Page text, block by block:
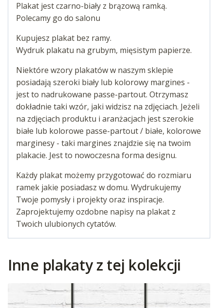
Plakat jest czarno-biały z brązową ramką.
Polecamy go do salonu
Kupujesz plakat bez ramy.
Wydruk plakatu na grubym, mięsistym papierze.
Niektóre wzory plakatów w naszym sklepie
posiadają szeroki biały lub kolorowy margines -
jest to nadrukowane passe-partout. Otrzymasz
dokładnie taki wzór, jaki widzisz na zdjęciach. Jeżeli
na zdjęciach produktu i aranżacjach jest szerokie
białe lub kolorowe passe-partout / białe, kolorowe
marginesy - taki margines znajdzie się na twoim
plakacie. Jest to nowoczesna forma designu.
Każdy plakat możemy przygotować do rozmiaru
ramek jakie posiadasz w domu. Wydrukujemy
Twoje pomysły i projekty oraz inspiracje.
Zaprojektujemy ozdobne napisy na plakat z
Twoich ulubionych cytatów.
Inne plakaty z tej kolekcji